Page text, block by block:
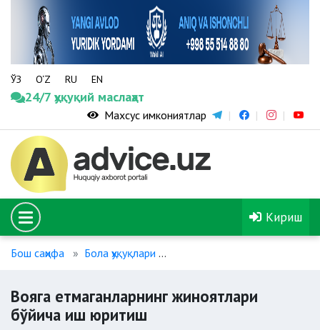
ЎЗ O‘Z RU EN
24/7 ҳуқуқий маслаҳат
Махсус имкониятлар
Кириш
Бош саҳифа Бола ҳуқуқлари
Вояга етмаганларнинг жиноятлари
бўйича иш юритиш